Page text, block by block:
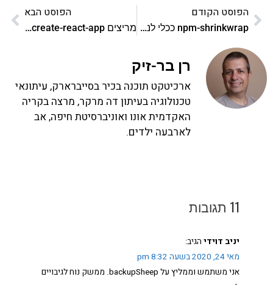
הפוסט הקודם
npm-shrinkwrap ככלי לנעילת גרסאות
הפוסט הבא
מריצים create-react-app? כל אתר יכול לדעת מה אתם מפתחים
רן בר-זיק
ארכיטקט תוכנה בכיר בסייברארק, עיתונאי
טכנולוגיה בעיתון דה מרקר, מרצה בקריה
האקדמית אונו ואוניברסיטת חיפה, אב
לארבעה ילדים.
11 תגובות
יניב דוידי הגיב:
מאי 24, 2020 בשעה 8:32 pm
אני משתמש וממליץ על backupSheep. ממשק נוח לגיבויים